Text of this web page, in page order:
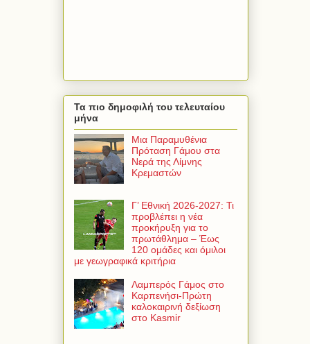
Τα πιο δημοφιλή του τελευταίου
μήνα
Μια Παραμυθένια
Πρόταση Γάμου στα
Νερά της Λίμνης
Κρεμαστών
Γ’ Εθνική 2026-2027: Τι
προβλέπει η νέα
προκήρυξη για το
πρωτάθλημα – Έως
120 ομάδες και όμιλοι
με γεωγραφικά κριτήρια
Λαμπερός Γάμος στο
Καρπενήσι-Πρώτη
καλοκαιρινή δεξίωση
στο Kasmir